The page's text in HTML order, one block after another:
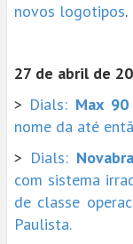
novos logotipos.
27 de abril de
> Dials: Max
nome da até
> Dials:
com sistema
de classe
Paulista.